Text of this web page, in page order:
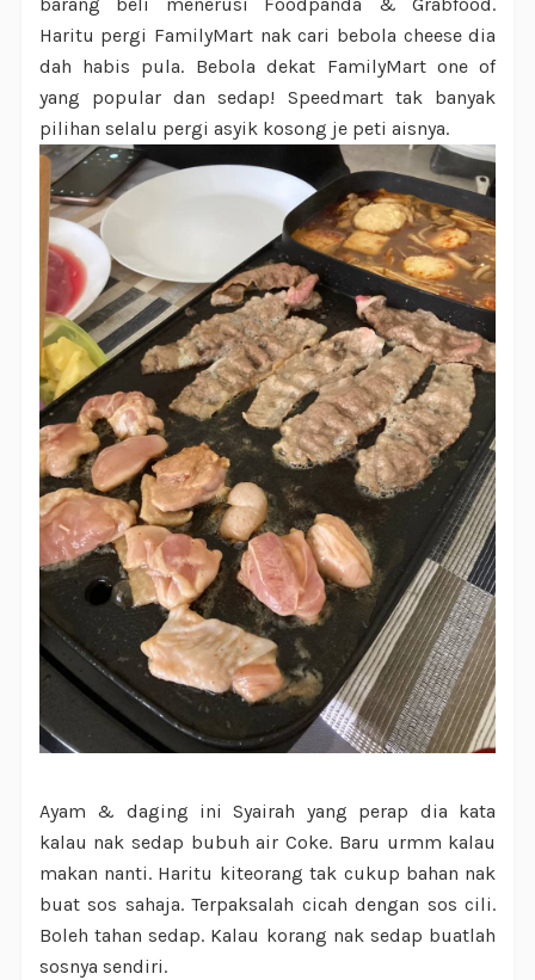
Haritu pergi FamilyMart nak cari bebola cheese dia
dah habis pula. Bebola dekat FamilyMart one of
yang popular dan sedap! Speedmart tak banyak
pilihan selalu pergi asyik kosong je peti aisnya.
Ayam & daging ini Syairah yang perap dia kata
kalau nak sedap bubuh air Coke. Baru urmm kalau
makan nanti. Haritu kiteorang tak cukup bahan nak
buat sos sahaja. Terpaksalah cicah dengan sos cili.
Boleh tahan sedap. Kalau korang nak sedap buatlah
sosnya sendiri.